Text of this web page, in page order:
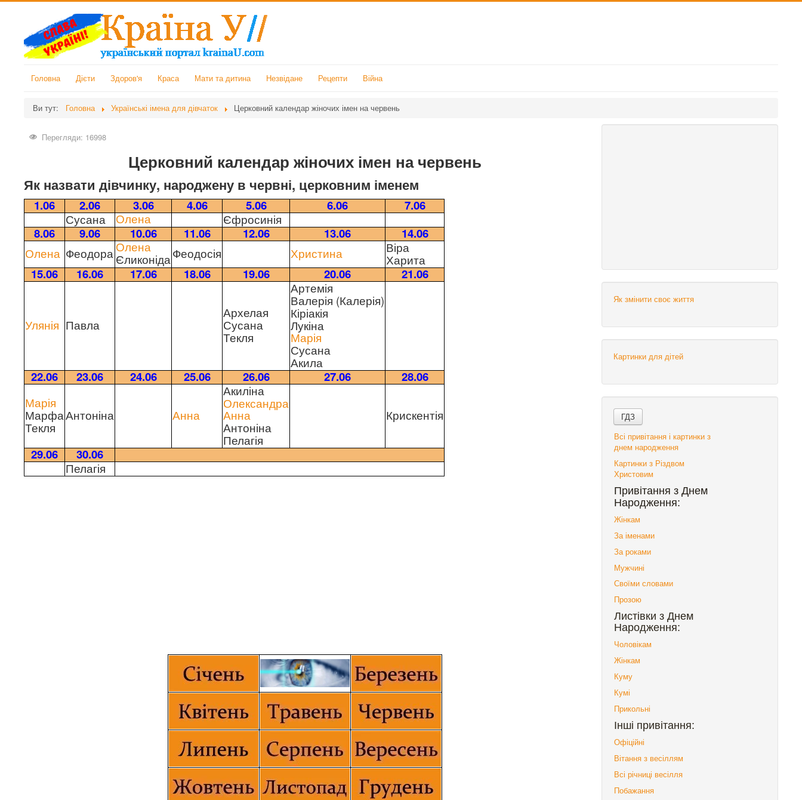
Головна Дієти Здоров'я Краса Мати та дитина Незвідане Рецепти Війна
Ви тут: Головна Українські імена для дівчаток Церковний календар жіночих імен на червень
Перегляди: 16998
Церковний календар жіночих імен на червень
Як назвати дівчинку, народжену в червні, церковним іменем
1.06 2.06 3.06 4.06 5.06 6.06 7.06
Сусана Олена Єфросинія
8.06 9.06 10.06 11.06 12.06 13.06 14.06
Олена Феодора Олена
ЄликонідаФеодосія Христина
Віра
Харита
15.06 16.06 17.06 18.06 19.06 20.06 21.06
Улянія Павла
Архелая
Сусана
Текля
Артемія
Валерія (Калерія)
Кіріакія
Лукіна
Марія
Сусана
Акила
22.06 23.06 24.06 25.06 26.06 27.06 28.06
Марія
Марфа
Текля
Антоніна Анна
Акиліна
Олександра
Анна
Антоніна
Пелагія
Крискентія
29.06 30.06
Пелагія
Як змінити своє життя
Картинки для дітей
Всі привітання і картинки з
днем народження
Картинки з Різдвом
Христовим
Привітання з Днем
Народження:
Жінкам
За іменами
За роками
Мужчині
Своїми словами
Прозою
Листівки з Днем
Народження:
Чоловікам
Жінкам
Куму
Кумі
Прикольні
Інші привітання:
Офіційні
Вітання з весіллям
Всі річниці весілля
Побажання